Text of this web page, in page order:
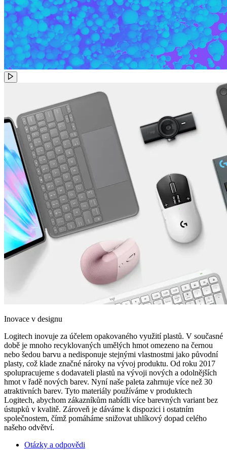
Inovace v designu
Logitech inovuje za účelem opakovaného využití plastů. V současné
době je mnoho recyklovaných umělých hmot omezeno na černou
nebo šedou barvu a nedisponuje stejnými vlastnostmi jako původní
plasty, což klade značné nároky na vývoj produktu. Od roku 2017
spolupracujeme s dodavateli plastů na vývoji nových a odolnějších
hmot v řadě nových barev. Nyní naše paleta zahrnuje více než 30
atraktivních barev. Tyto materiály používáme v produktech
Logitech, abychom zákazníkům nabídli více barevných variant bez
ústupků v kvalitě. Zároveň je dáváme k dispozici i ostatním
společnostem, čímž pomáháme snižovat uhlíkový dopad celého
našeho odvětví.
Otázky a odpovědi